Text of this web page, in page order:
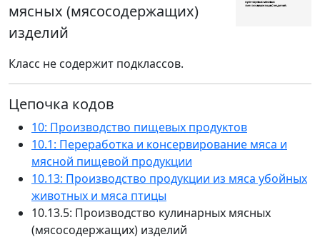
мясных (мясосодержащих)
изделий
Класс не содержит подклассов.
Цепочка кодов
10: Производство пищевых продуктов
10.1: Переработка и консервирование мяса и
мясной пищевой продукции
10.13: Производство продукции из мяса убойных
животных и мяса птицы
10.13.5: Производство кулинарных мясных
(мясосодержащих) изделий